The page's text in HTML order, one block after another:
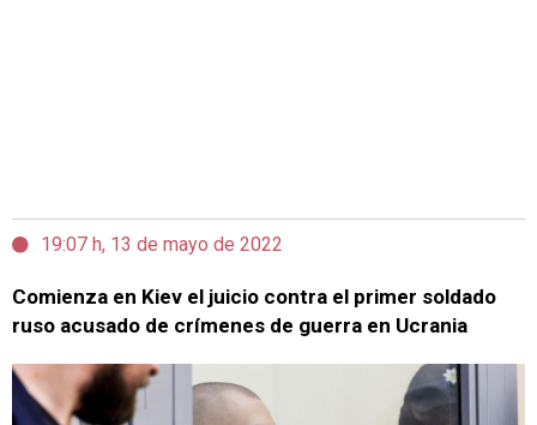
19:07 h, 13 de mayo de 2022
Comienza en Kiev el juicio contra el primer soldado
ruso acusado de crímenes de guerra en Ucrania